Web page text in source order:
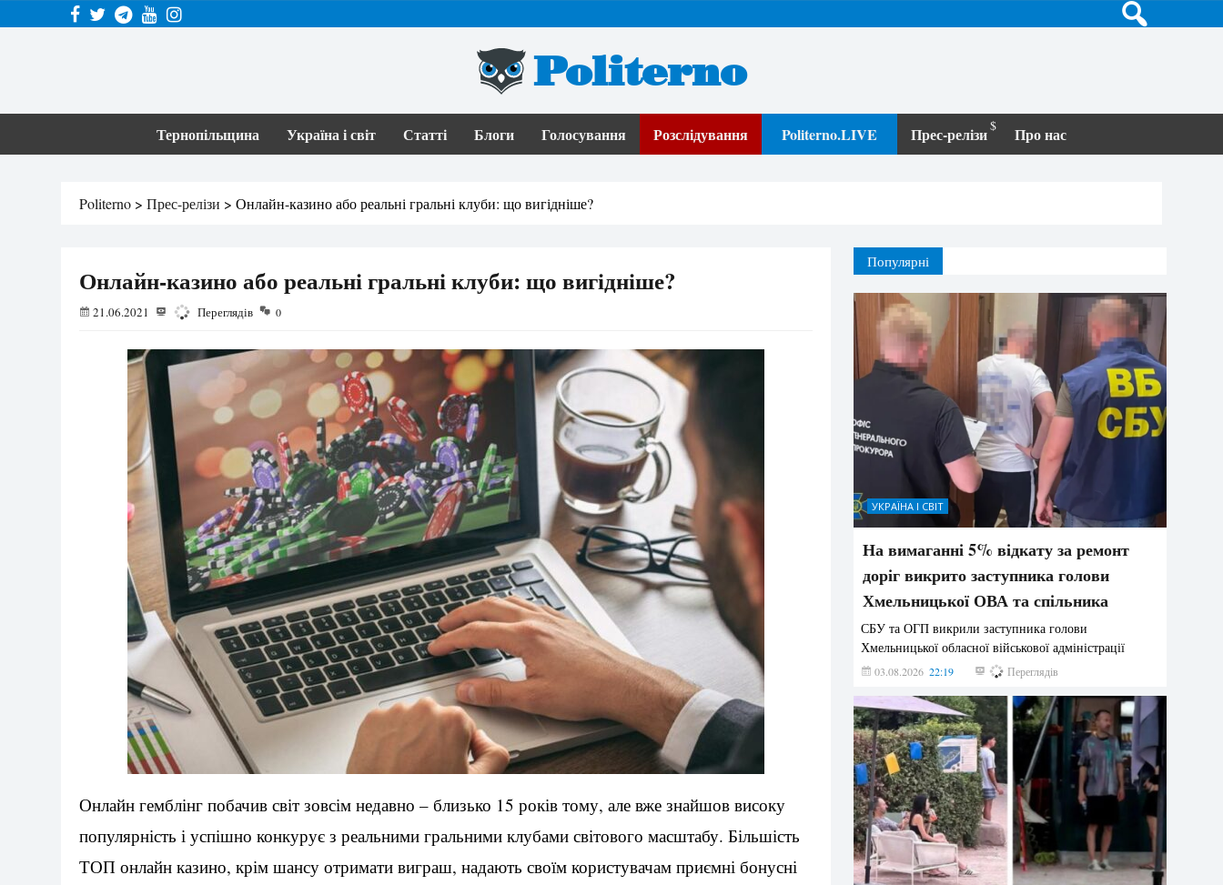
Politerno
Тернопільщина Україна і світ Статті Блоги Голосування Розслідування Politerno.LIVE Прес-релізи Про нас
Politerno > Прес-релізи > Онлайн-казино або реальні гральні клуби: що вигідніше?
Онлайн-казино або реальні гральні клуби: що вигідніше?
21.06.2021 1598 Переглядів 0
Онлайн гемблінг побачив світ зовсім недавно – близько 15 років тому, але вже знайшов високу
популярність і успішно конкурує з реальними гральними клубами світового масштабу. Більшість
ТОП онлайн казино, крім шансу отримати виграш, надають своїм користувачам приємні бонусні
Популярні
УКРАЇНА І СВІТ
На вимаганні 5% відкату за ремонт
доріг викрито заступника голови
Хмельницької ОВА та спільника
СБУ та ОГП викрили заступника голови
Хмельницької обласної військової адміністрації
03.08.2026 22:19 853 Переглядів